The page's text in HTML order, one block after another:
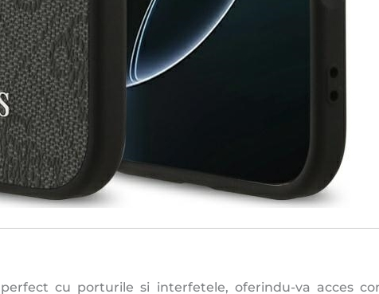
cu porturile si interfetele, oferindu-va acces